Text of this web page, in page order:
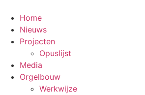
naar
inhoud
Home
Nieuws
Projecten
Opuslijst
Media
Orgelbouw
Werkwijze